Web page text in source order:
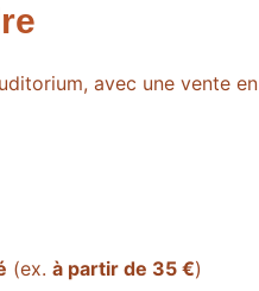
avec une vente en
(ex. à partir de 35 €)